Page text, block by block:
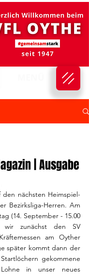
| Ausgabe
nächsten Heimspiel-
Bezirksliga-Herren. Am
(14. September - 15.00
wir zunächst den SV
am Oyther
später kommt dann der
gekommene
Lohne in unser neues